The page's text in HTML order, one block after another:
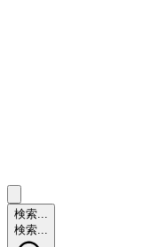
検索...
検索...